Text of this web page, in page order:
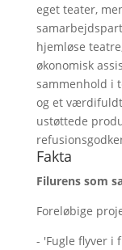
eget teater,
hjemløse
økonomisk
sammenhold i
og et
ustøttede
Fakta
Filurens som
Foreløbige
- 'Fugle flyver i